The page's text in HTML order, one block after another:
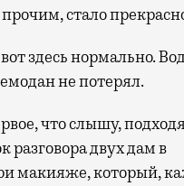
стало
здесь нормально.
не потерял.
что слышу,
разговора двух дам в
макияже, который,